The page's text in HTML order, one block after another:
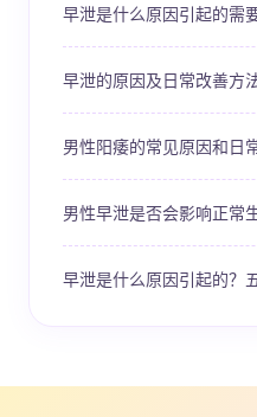
早泄是什么原因引起的需
早泄的原因及日常改善方
男性阳痿的常见原因和日
男性早泄是否会影响正常
早泄是什么原因引起的？